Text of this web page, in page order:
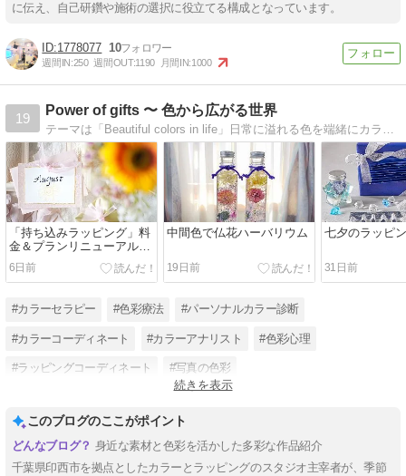
に伝え、自己研鑽や施術の選択に役立てる構成となっています。
1778077 10
週間IN:250 週間OUT:1190 月間IN:1000
19
Power of gifts 〜 色から広がる世界
「持ち込みラッピング」料
金＆プランリニューアル準
備中！
6日前
中間色で仏花ハーバリウム
19日前
七夕のラッピ
31日前
#カラーセラピー #色彩療法 #パーソナルカラー診断
#カラーコーディネート #カラーアナリスト #色彩心理
#ラッピングコーディネート #写真の色彩
続きを表示
このブログのここがポイント
身近な素材と色彩を活かした多彩な作品紹介
千葉県印西市を拠点としたカラーとラッピングのスタジオ主宰者が、季節